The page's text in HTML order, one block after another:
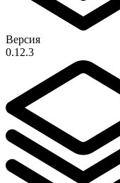
Версия
0.12.3